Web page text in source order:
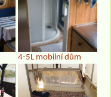
4-5L mobilní dům